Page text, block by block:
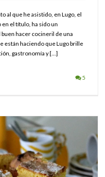
al que he asistido, en Lugo, el
el título, ha sido un
hacer cocineril de una
están haciendo que Lugo brille
gastronomía y […]
5